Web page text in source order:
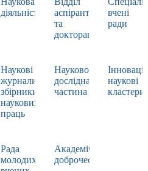
діяльність
аспірантури
та
докторантури
вчені
ради
Наукові
журнали,
збірники
наукових
праць
Науково-
дослідна
частина
наукові
кластери
Рада
молодих
Академічна
доброчесність